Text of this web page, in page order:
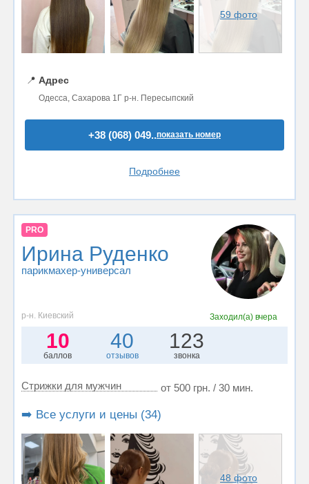
59 фото
📍 Адрес
Одесса, Сахарова 1Г р-н. Пересыпский
+38 (068) 049..показать номер
Подробнее
PRO
Ирина Руденко
парикмахер-универсал
р-н. Киевский Заходил(а) вчера
10
баллов
40
отзывов
123
звонка
Стрижки для мужчин от 500 грн. / 30 мин.
➡️ Все услуги и цены (34)
48 фото